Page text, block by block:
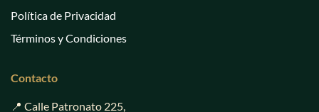
Política de Privacidad
Términos y Condiciones
Contacto
📍 Calle Patronato 225,